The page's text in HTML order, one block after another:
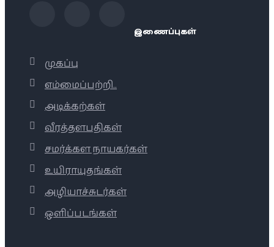
இணைப்புகள்
முகப்பு
எம்மைப்பற்றி..
அடிக்கற்கள்
வீரத்தளபதிகள்
சமர்க்கள நாயகர்கள்
உயிராயுதங்கள்
அழியாச்சுடர்கள்
ஒளிப்படங்கள்